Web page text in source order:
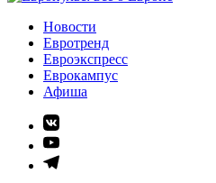
Европульс: всё о Европе
Новости
Евротренд
Евроэкспресс
Еврокампус
Афиша
Элемент
меню
Элемент
меню
Элемент